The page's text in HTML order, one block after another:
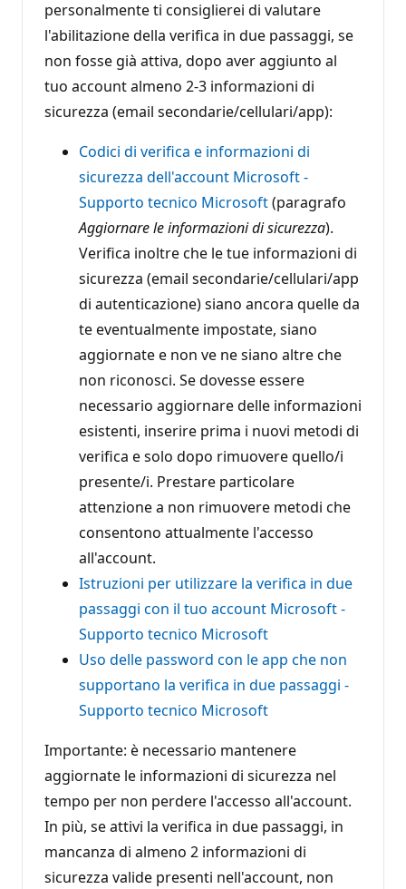
personalmente ti consiglierei di valutare
l'abilitazione della verifica in due passaggi, se
non fosse già attiva, dopo aver aggiunto al
tuo account almeno 2-3 informazioni di
sicurezza (email secondarie/cellulari/app):
Codici di verifica e informazioni di
sicurezza dell'account Microsoft -
Supporto tecnico Microsoft(paragrafo
Aggiornare le informazioni di sicurezza).
Verifica inoltre che le tue informazioni di
sicurezza (email secondarie/cellulari/app
di autenticazione) siano ancora quelle da
te eventualmente impostate, siano
aggiornate e non ve ne siano altre che
non riconosci. Se dovesse essere
necessario aggiornare delle informazioni
esistenti, inserire prima i nuovi metodi di
verifica e solo dopo rimuovere quello/i
presente/i. Prestare particolare
attenzione a non rimuovere metodi che
consentono attualmente l'accesso
all'account.
Istruzioni per utilizzare la verifica in due
passaggi con il tuo account Microsoft -
Supporto tecnico Microsoft
Uso delle password con le app che non
supportano la verifica in due passaggi -
Supporto tecnico Microsoft
Importante: è necessario mantenere
aggiornate le informazioni di sicurezza nel
tempo per non perdere l'accesso all'account.
In più, se attivi la verifica in due passaggi, in
mancanza di almeno 2 informazioni di
sicurezza valide presenti nell'account, non